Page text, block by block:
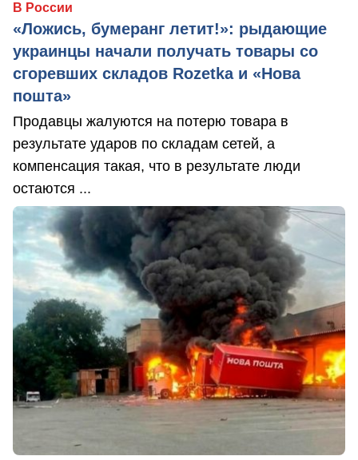
В России
«Ложись, бумеранг летит!»: рыдающие
украинцы начали получать товары со
сгоревших складов Rozetka и «Нова
пошта»
Продавцы жалуются на потерю товара в
результате ударов по складам сетей, а
компенсация такая, что в результате люди
остаются ...